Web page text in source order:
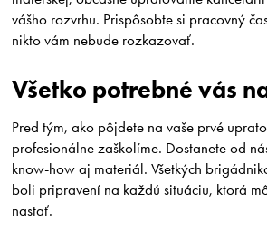
vášho rozvrhu. Prispôsobte si pracovný
nikto vám nebude rozkazovať.
Všetko potrebné vás
Pred tým, ako pôjdete na vaše prvé
profesionálne zaškolíme. Dostanete od
know-how aj materiál. Všetkých
boli pripravení na každú situáciu, ktorá
nastať.